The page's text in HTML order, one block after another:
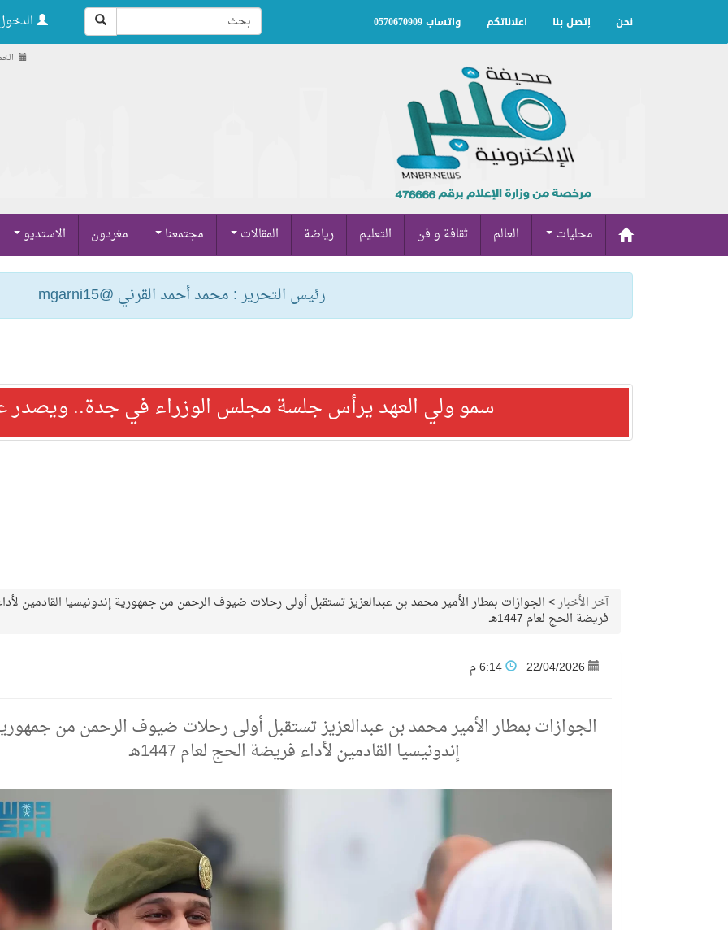
نحن إتصل بنا اعلاناتكم واتساب 0570670909
الخميس
محليات العالم ثقافة و فن التعليم رياضة المقالات مجتمعنا مغردون الاستديو
رئيس التحرير : محمد أحمد القرني @mgarni15
سمو ولي العهد يرأس جلسة مجلس الوزراء في جدة.. ويصدر
آخر الأخبار>الجوازات بمطار الأمير محمد بن عبدالعزيز تستقبل أولى رحلات ضيوف الرحمن من جمهورية إندونيسيا القادمين
فريضة الحج لعام 1447هـ
22/04/2026
الجوازات بمطار الأمير محمد بن عبدالعزيز تستقبل أولى رحلات ضيوف الرحمن من
إندونيسيا القادمين لأداء فريضة الحج لعام 1447هـ